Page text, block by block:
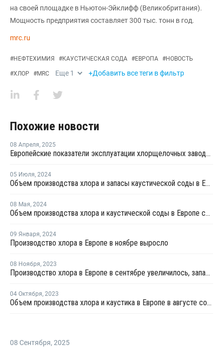
на своей площадке в Ньютон-Эйклифф (Великобритания).
Мощность предприятия составляет 300 тыс. тонн в год.
mrc.ru
#НЕФТЕХИМИЯ #КАУСТИЧЕСКАЯ СОДА #ЕВРОПА #НОВОСТЬ
#ХЛОР #MRC Еще 1 +Добавить все теги в фильтр
Похожие новости
08 Апреля, 2025
Европейские показатели эксплуатации хлорщелочных заводов достигли в феврале трехлетнего максимума
05 Июля, 2024
Объем производства хлора и запасы каустической соды в Европе снизились в мае
08 Мая, 2024
Объем производства хлора и каустической соды в Европе снизились в марте
09 Января, 2024
Производство хлора в Европе в ноябре выросло
08 Ноября, 2023
Производство хлора в Европе в сентябре увеличилось, запасы каустика выросли
04 Октября, 2023
Объем производства хлора и каустика в Европе в августе сократился
08 Сентября, 2025